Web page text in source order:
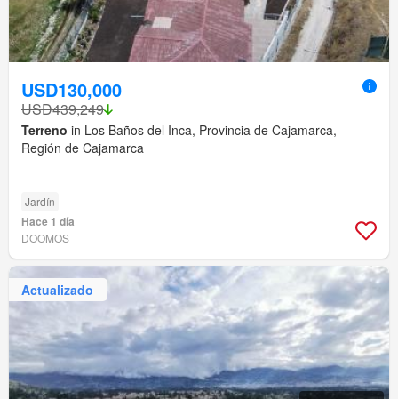
USD130,000
USD439,249
Terreno in Los Baños del Inca, Provincia de Cajamarca,
Región de Cajamarca
Jardín
Hace 1 día
DOOMOS
Actualizado